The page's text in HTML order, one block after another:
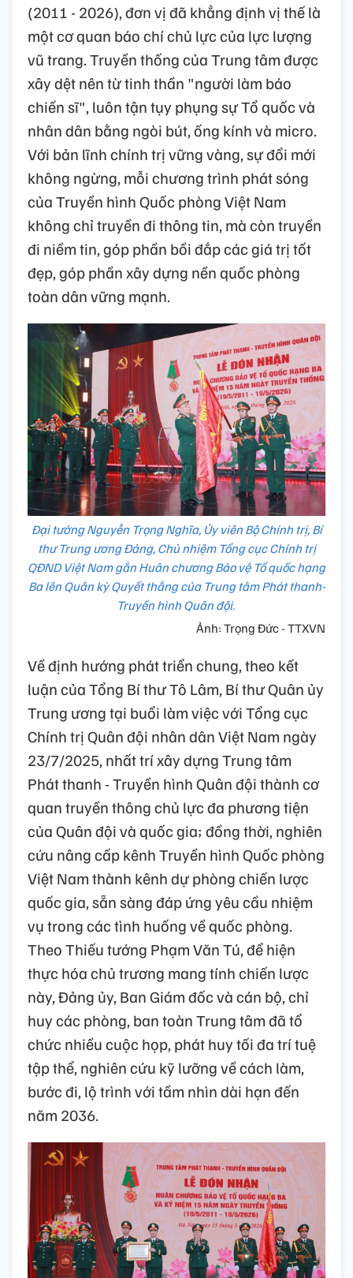
(2011 - 2026), đơn vị đã khẳng định vị thế là
một cơ quan báo chí chủ lực của lực lượng
vũ trang. Truyền thống của Trung tâm được
xây dệt nên từ tinh thần "người làm báo
chiến sĩ", luôn tận tụy phụng sự Tổ quốc và
nhân dân bằng ngòi bút, ống kính và micro.
Với bản lĩnh chính trị vững vàng, sự đổi mới
không ngừng, mỗi chương trình phát sóng
của Truyền hình Quốc phòng Việt Nam
không chỉ truyền đi thông tin, mà còn truyền
đi niềm tin, góp phần bồi đắp các giá trị tốt
đẹp, góp phần xây dựng nền quốc phòng
toàn dân vững mạnh.
Đại tướng Nguyễn Trọng Nghĩa, Ủy viên Bộ Chính trị, Bí
thư Trung ương Đảng, Chủ nhiệm Tổng cục Chính trị
QĐND Việt Nam gắn Huân chương Bảo vệ Tổ quốc hạng
Ba lên Quân kỳ Quyết thắng của Trung tâm Phát thanh-
Truyền hình Quân đội.
Ảnh: Trọng Đức - TTXVN
Về định hướng phát triển chung, theo kết
luận của Tổng Bí thư Tô Lâm, Bí thư Quân ủy
Trung ương tại buổi làm việc với Tổng cục
Chính trị Quân đội nhân dân Việt Nam ngày
23/7/2025, nhất trí xây dựng Trung tâm
Phát thanh - Truyền hình Quân đội thành cơ
quan truyền thông chủ lực đa phương tiện
của Quân đội và quốc gia; đồng thời, nghiên
cứu nâng cấp kênh Truyền hình Quốc phòng
Việt Nam thành kênh dự phòng chiến lược
quốc gia, sẵn sàng đáp ứng yêu cầu nhiệm
vụ trong các tình huống về quốc phòng.
Theo Thiếu tướng Phạm Văn Tú, để hiện
thực hóa chủ trương mang tính chiến lược
này, Đảng ủy, Ban Giám đốc và cán bộ, chỉ
huy các phòng, ban toàn Trung tâm đã tổ
chức nhiều cuộc họp, phát huy tối đa trí tuệ
tập thể, nghiên cứu kỹ lưỡng về cách làm,
bước đi, lộ trình với tầm nhìn dài hạn đến
năm 2036.